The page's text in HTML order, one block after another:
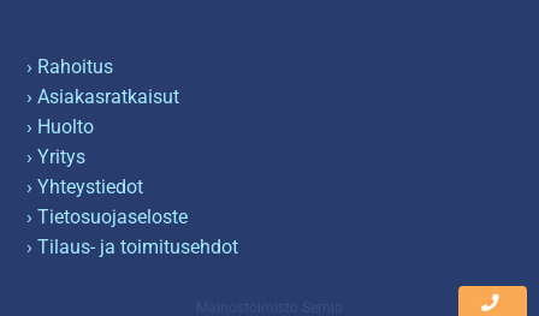
› Rahoitus
› Asiakasratkaisut
› Huolto
› Yritys
› Yhteystiedot
› Tietosuojaseloste
› Tilaus- ja toimitusehdot